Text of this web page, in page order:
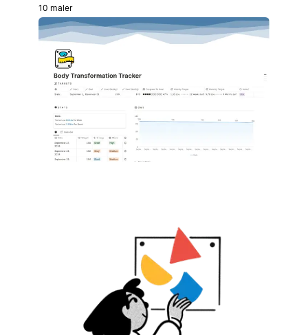
10 maler